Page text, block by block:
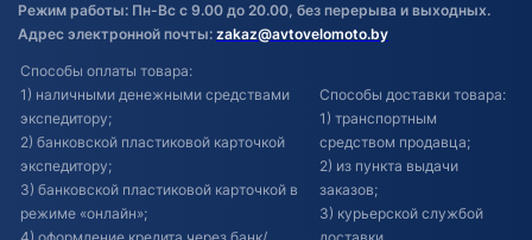
Режим работы: Пн-Вс с 9.00 до 20.00, без перерыва и выходных.
Адрес электронной почты: zakaz@avtovelomoto.by
Способы оплаты товара:
1) наличными денежными средствами
экспедитору;
2) банковской пластиковой карточкой
экспедитору;
3) банковской пластиковой карточкой в
режиме «онлайн»;
Способы доставки товара:
1) транспортным
средством продавца;
2) из пункта выдачи
заказов;
3) курьерской службой